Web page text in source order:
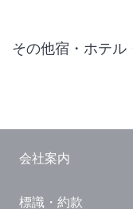
仙台 ホテル
東京ドーム ホテル
その他宿・ホテル
会社案内
標識・約款